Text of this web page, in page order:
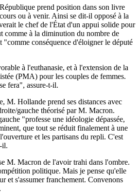
prend position dans son livre
ou à venir. Ainsi se dit-il opposé à la
le chef de l'État d'un appui solide pour
comme à la diminution du nombre de
"comme conséquence d'éloigner le député
à l'euthanasie, et à l'extension de la
(PMA) pour les couples de femmes.
fera", assure-t-il.
M. Hollande prend ses distances avec
gauche théorisé par M. Macron.
"professe une idéologie dépassée,
que tout se réduit finalement à une
et les partisans du repli. C'est
il.
M. Macron de l'avoir trahi dans l'ombre.
politique. Mais je pense qu'elle
et s'assumer franchement. Convenons